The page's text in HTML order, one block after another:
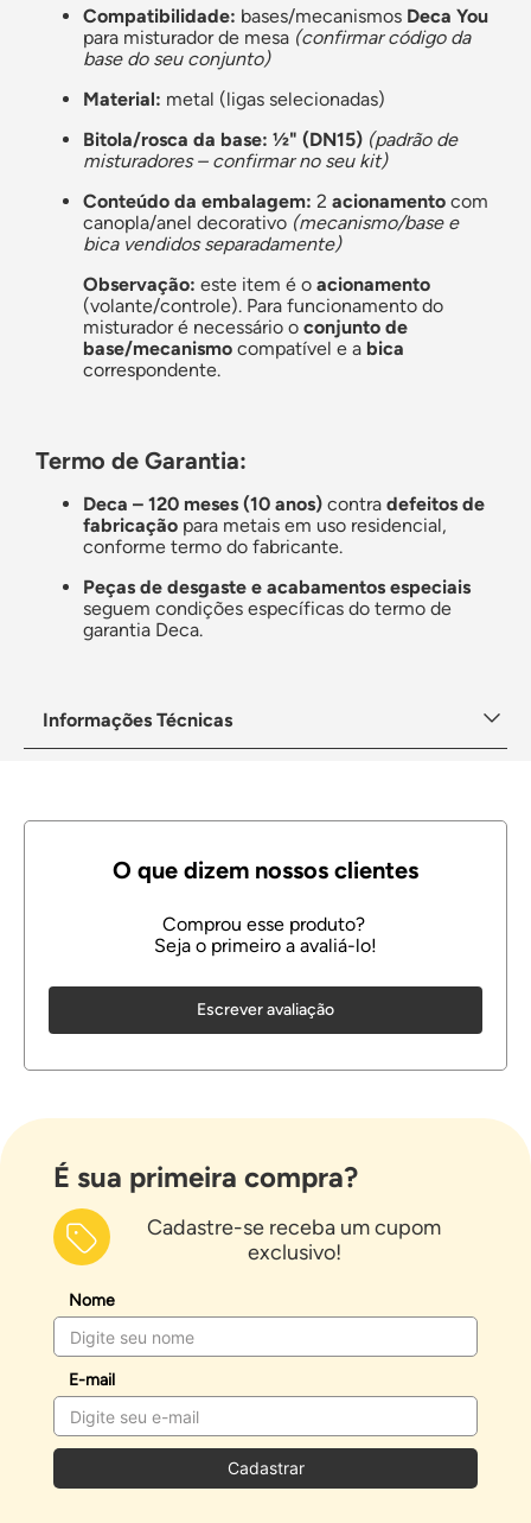
Compatibilidade: bases/mecanismos Deca You
para misturador de mesa (confirmar código da
base do seu conjunto)
Material: metal (ligas selecionadas)
Bitola/rosca da base: ½" (DN15) (padrão de
misturadores – confirmar no seu kit)
Conteúdo da embalagem: 2 acionamento com
canopla/anel decorativo (mecanismo/base e
bica vendidos separadamente)
Observação: este item é o acionamento
(volante/controle). Para funcionamento do
misturador é necessário o conjunto de
base/mecanismo compatível e a bica
correspondente.
Termo de Garantia:
Deca – 120 meses (10 anos) contra defeitos de
fabricação para metais em uso residencial,
conforme termo do fabricante.
Peças de desgaste e acabamentos especiais
seguem condições específicas do termo de
garantia Deca.
Informações Técnicas
Escrever avaliação
É sua primeira compra?
Cadastre-se receba um cupom
exclusivo!
Nome
E-mail
Cadastrar